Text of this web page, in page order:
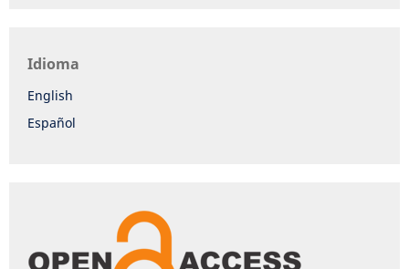
Idioma
English
Español